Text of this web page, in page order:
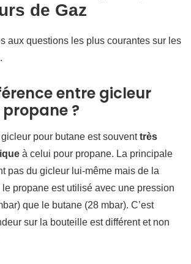
de Gaz
aux questions les plus courantes sur les
entre gicleur
?
gicleur pour butane est souventtrès
à celui pour propane. La principale
pas du gicleur lui-même mais de la
propane est utilisé avec une pression
que le butane (28 mbar). C’est
sur la bouteille est différent et non